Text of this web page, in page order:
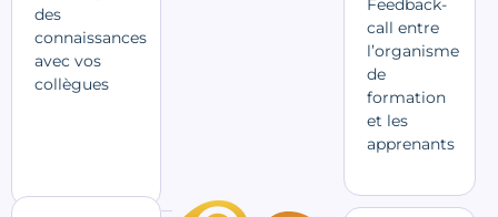
des
connaissances
avec vos
collègues
Feedback-
call entre
l’organisme
de
formation
et les
apprenants